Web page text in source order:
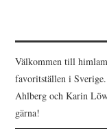
Välkommen till
favoritställen i
Ahlberg och Karin
gärna!